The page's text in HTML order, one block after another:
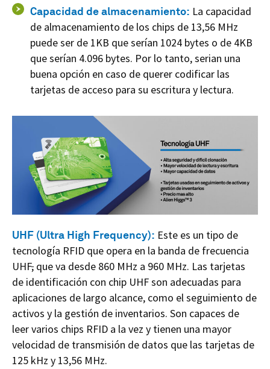
Capacidad de almacenamiento: La capacidad
de almacenamiento de los chips de 13,56 MHz
puede ser de 1KB que serían 1024 bytes o de 4KB
que serían 4.096 bytes. Por lo tanto, serian una
buena opción en caso de querer codificar las
tarjetas de acceso para su escritura y lectura.
UHF (Ultra High Frequency): Este es un tipo de
tecnología RFID que opera en la banda de frecuencia
UHF, que va desde 860 MHz a 960 MHz. Las tarjetas
de identificación con chip UHF son adecuadas para
aplicaciones de largo alcance, como el seguimiento de
activos y la gestión de inventarios. Son capaces de
leer varios chips RFID a la vez y tienen una mayor
velocidad de transmisión de datos que las tarjetas de
125 kHz y 13,56 MHz.